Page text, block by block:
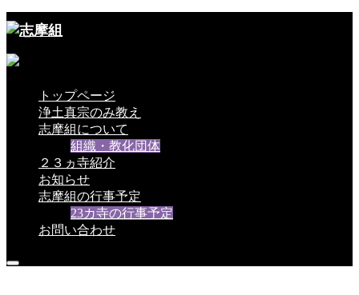
トップページ
浄土真宗のみ教え
志摩組について
組織・教化団体
２３ヵ寺紹介
お知らせ
志摩組の行事予定
23カ寺の行事予定
お問い合わせ